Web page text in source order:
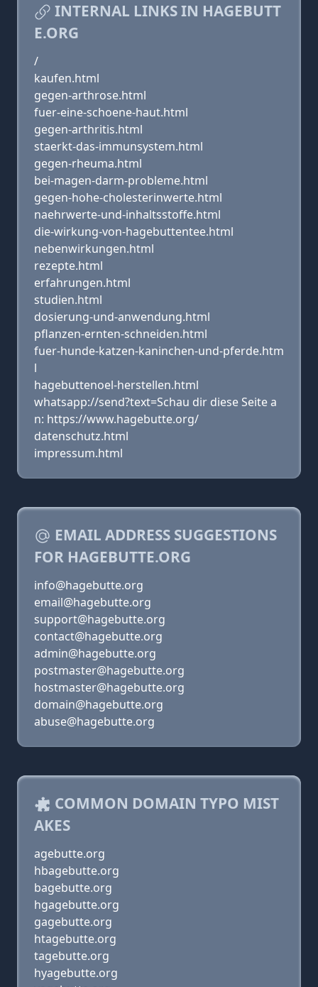
INTERNAL LINKS IN HAGEBUTT
E.ORG
/
kaufen.html
gegen-arthrose.html
fuer-eine-schoene-haut.html
gegen-arthritis.html
staerkt-das-immunsystem.html
gegen-rheuma.html
bei-magen-darm-probleme.html
gegen-hohe-cholesterinwerte.html
naehrwerte-und-inhaltsstoffe.html
die-wirkung-von-hagebuttentee.html
nebenwirkungen.html
rezepte.html
erfahrungen.html
studien.html
dosierung-und-anwendung.html
pflanzen-ernten-schneiden.html
fuer-hunde-katzen-kaninchen-und-pferde.htm
l
hagebuttenoel-herstellen.html
whatsapp://send?text=Schau dir diese Seite a
n: https://www.hagebutte.org/
datenschutz.html
impressum.html
EMAIL ADDRESS SUGGESTIONS
FOR HAGEBUTTE.ORG
info@hagebutte.org
email@hagebutte.org
support@hagebutte.org
contact@hagebutte.org
admin@hagebutte.org
postmaster@hagebutte.org
hostmaster@hagebutte.org
domain@hagebutte.org
abuse@hagebutte.org
COMMON DOMAIN TYPO MIST
AKES
agebutte.org
hbagebutte.org
bagebutte.org
hgagebutte.org
gagebutte.org
htagebutte.org
tagebutte.org
hyagebutte.org